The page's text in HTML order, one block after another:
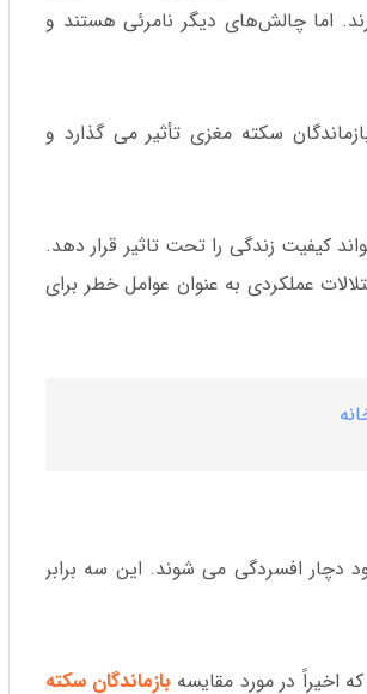
اما چالش‌های دیگر نامرئی هستند و
سکته مغزی تأثیر می گذارد و
کیفیت زندگی را تحت تاثیر قرار دهد.
عملکردی به عنوان عوامل خطر برای
دچار افسردگی می شوند. این سه برابر
در مورد مقایسه بازماندگان سکته